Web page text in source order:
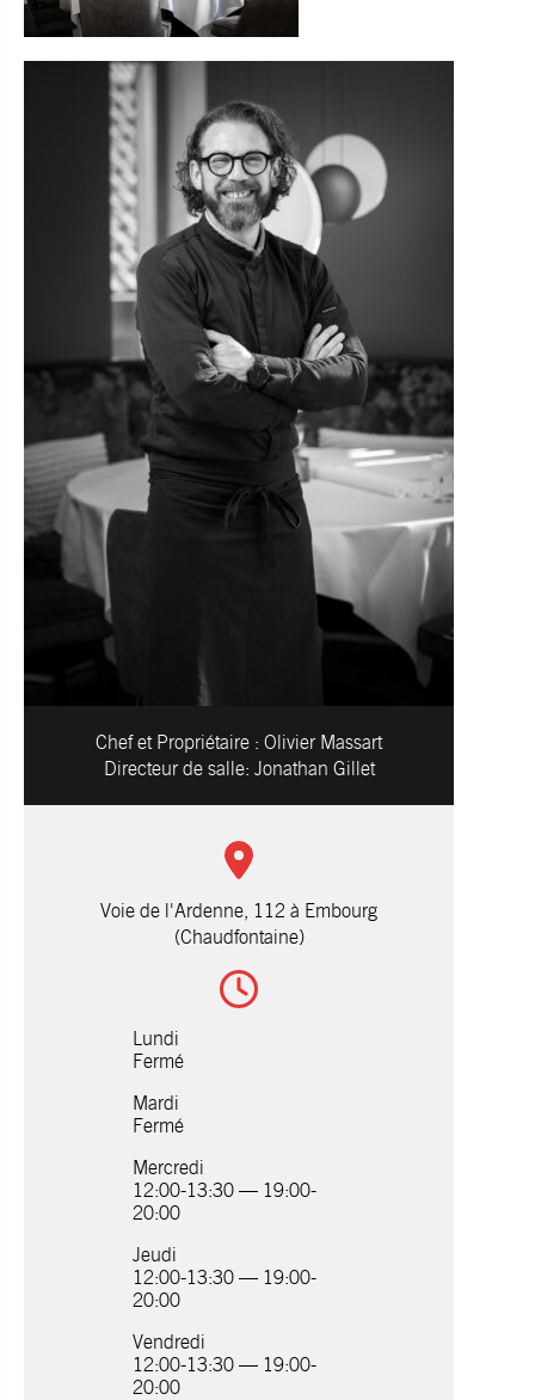
Chef et Propriétaire : Olivier Massart
Directeur de salle: Jonathan Gillet
Voie de l'Ardenne, 112 à Embourg
(Chaudfontaine)
Lundi
Fermé
Mardi
Fermé
Mercredi
12:00-13:30 — 19:00-
20:00
Jeudi
12:00-13:30 — 19:00-
20:00
Vendredi
12:00-13:30 — 19:00-
20:00